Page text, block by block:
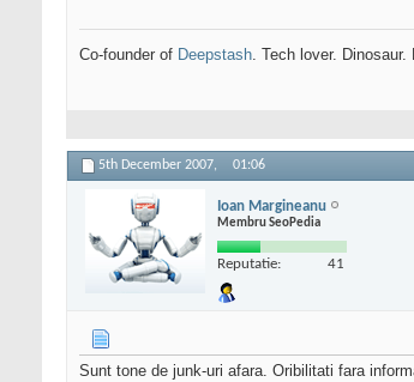
Co-founder of Deepstash. Tech lover. Dinosaur.
5th December 2007, 01:06
Ioan Margineanu
Membru SeoPedia
Reputatie: 41
Sunt tone de junk-uri afara. Oribilitati fara